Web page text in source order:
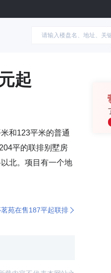
起
和123平米的普通
平的联排别墅房
北。项目有一个地
苑在售187平起联排